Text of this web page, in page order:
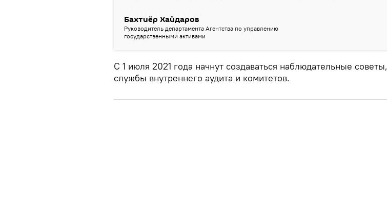
Бахтиёр Хайдаров
Руководитель департамента Агентства по управлению
государственными активами
С 1 июля 2021 года начнут создаваться наблюдательные советы,
службы внутреннего аудита и комитетов.